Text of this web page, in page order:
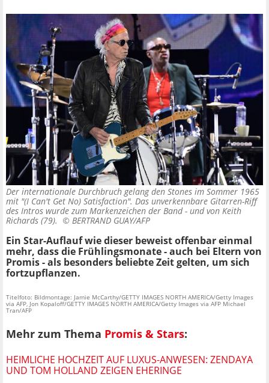
Der internationale Durchbruch gelang den Stones im Sommer 1965
mit "(I Can't Get No) Satisfaction". Das unverkennbare Gitarren-Riff
des Intros wurde zum Markenzeichen der Band - und von Keith
Richards (79). © BERTRAND GUAY/AFP
Ein Star-Auflauf wie dieser beweist offenbar einmal
mehr, dass die Frühlingsmonate - auch bei Eltern von
Promis - als besonders beliebte Zeit gelten, um sich
fortzupflanzen.
Titelfoto: Bildmontage: Jamie McCarthy/GETTY IMAGES NORTH AMERICA/Getty Images
via AFP, Jon Kopaloff/GETTY IMAGES NORTH AMERICA/Getty Images via AFP Michael
Tran/AFP
Mehr zum Thema Promis & Stars:
HEIMLICHE HOCHZEIT AUF LUXUS-ANWESEN: ZENDAYA
UND TOM HOLLAND ZEIGEN EHERINGE